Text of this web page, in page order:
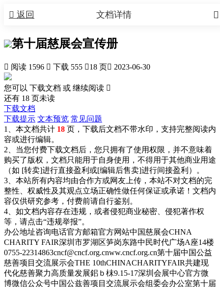
 返回 
文档详情
第十届慈展会宣传册
 阅读 1596  下载 555 18 页 2023-06-30
您可以 下载文档 或 继续阅读 
还有 18 页未读
下载文档
下载提示 文本预览 常见问题
1、本文档共计 18 页，下载后文档不带水印，支持完整阅读内
容或进行编辑。
2、当您付费下载文档后，您只拥有了使用权限，并不意味着
购买了版权，文档只能用于自身使用，不得用于其他商业用途
（如 [转卖]进行直接盈利或[编辑后售卖]进行间接盈利）。
3、本站所有内容均由合作方或网友上传，本站不对文档的完
整性、权威性及其观点立场正确性做任何保证或承诺！文档内
容仅供研究参考，付费前请自行鉴别。
4、如文档内容存在违规，或者侵犯商业秘密、侵犯著作权
等，请点击“违规举报”。
办公地址咨询电话官方邮箱官方网站中国慈展会CHNA
CHARITY FAIR深圳市罗湖区笋岗东路中民时代广场A座14楼
0755-22314863cncf@cncf.org.cnww.cncf.org.cn第十届中国公益
慈善项目交流展示会THE 10thCHINACHARITYFAIR共建现
代化慈善聚力高质量发展鈻ｂ枺9.15-17深圳会展中心官方微
博微信公众号中国公兹善项目交流展示会组委会办公室第十届